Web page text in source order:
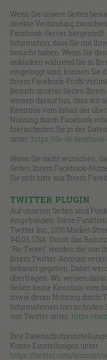
Wenn Sie unsere Seiten
direkte Verbindung
Facebook-Server
Information, dass Sie mit
besucht haben. Wenn Sie
anklicken während Sie in
eingeloggt sind, können Sie
Ihrem Facebook-Profil
Besuch unserer Seiten
weisen darauf hin, dass wir
Kenntnis vom Inhalt der
Nutzung durch Facebook
hierzu finden Sie in der
unter: https://de-
Wenn Sie nicht wünschen,
Seiten Ihrem Facebook-
Sie sich bitte aus Ihrem
TWITTER PLUGIN
Auf unseren Seiten sind
eingebunden. Diese
Twitter Inc., 1355 Market
94103, USA. Durch das
"Re-Tweet" werden die von
Ihrem Twitter-Account
bekannt gegeben. Dabei
übertragen. Wir weisen
Seiten keine Kenntnis vom
sowie deren Nutzung durch
Informationen hierzu finden
von Twitter unter: https://
Ihre
Konto-Einstellungen unter
https://twitter.com/account/